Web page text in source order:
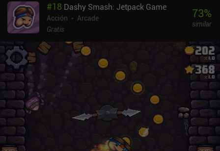
nuestro gato recoge para que podamos usarlas para desbloquear
nuevas armas y mejoras estratégicas. La preparación cuidadosa y
el gasto consciente son imprescindibles, porque en cuanto
insectos en busca de un frondoso almuerzo, y no podemos confiar
únicamente en nuestro insecticida para mantenerlos alejados. La
estrategia más óptima para gastar monedas y colocar torretas no
es evidente de inmediato, por lo que son necesarias unas cuantas
partidas vergonzosamente fallidas para que la mayoría de los
nuevos jugadores aprendan a ejecutar un plan de exterminio
impecable. El juego ha captado y trabajado a la perfección el estilo
gráfico y el diseño de sonido de la época del ZX Spectrum. Y
aunque los controles táctiles son utilizables, siempre es preferible
un mando Bluetooth en los juegos de dos palancas. Vermitron es
#18 Dashy Smash: Jetpack Game
Acción
Arcade
Gratis
73%
similar